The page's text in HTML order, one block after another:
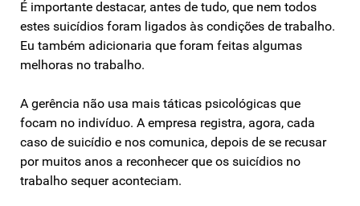
É importante destacar, antes de tudo, que nem todos
estes suicídios foram ligados às condições de trabalho.
Eu também adicionaria que foram feitas algumas
melhoras no trabalho.
A gerência não usa mais táticas psicológicas que
focam no indivíduo. A empresa registra, agora, cada
caso de suicídio e nos comunica, depois de se recusar
por muitos anos a reconhecer que os suicídios no
trabalho sequer aconteciam.